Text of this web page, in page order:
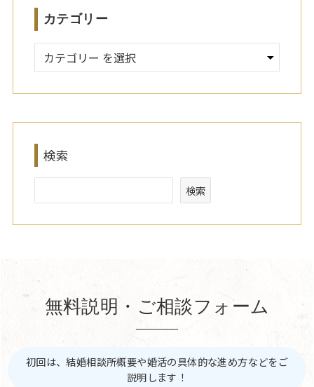
カテゴリー
検索
検索
無料説明・ご相談フォーム
初回は、結婚相談所概要や婚活の具体的な進め方などをご
説明します！